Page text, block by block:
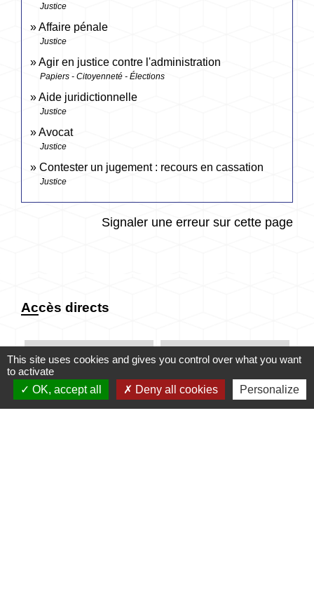
Justice
Affaire pénale
Justice
Agir en justice contre l'administration
Papiers - Citoyenneté - Élections
Aide juridictionnelle
Justice
Avocat
Justice
Contester un jugement : recours en cassation
Justice
Signaler une erreur sur cette page
Accès directs
CONTACTER LA
MAIRIE
email
MES DÉMARCHES
account_balance
This site uses cookies and gives you control over what you want
to activate
OK, accept all
Deny all cookies Personalize